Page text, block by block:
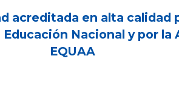
acreditada en alta calidad
Nacional y por la
EQUAA